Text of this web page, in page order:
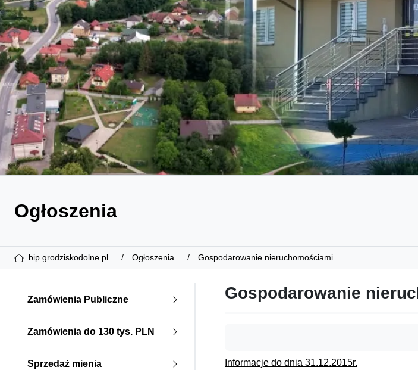
Ogłoszenia
bip.grodziskodolne.pl Ogłoszenia Gospodarowanie nieruchomościami
Zamówienia Publiczne
Zamówienia do 130 tys. PLN
Sprzedaż mienia
Gospodarowanie
Informacje do dnia 31.12.2015r.